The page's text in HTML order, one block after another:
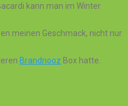
kann man im Winter
meinen Geschmack, nicht nur
Brandnooz Box hatte.